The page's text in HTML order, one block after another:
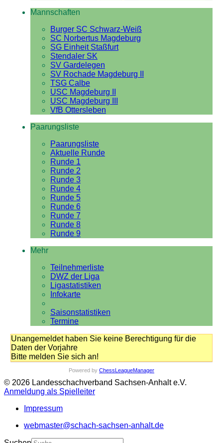
Mannschaften
Burger SC Schwarz-Weiß
SC Norbertus Magdeburg
SG Einheit Staßfurt
Stendaler SK
SV Gardelegen
SV Rochade Magdeburg II
TSG Calbe
USC Magdeburg II
USC Magdeburg III
VfB Ottersleben
Paarungsliste
Paarungsliste
Aktuelle Runde
Runde 1
Runde 2
Runde 3
Runde 4
Runde 5
Runde 6
Runde 7
Runde 8
Runde 9
Mehr
Teilnehmerliste
DWZ der Liga
Ligastatistiken
Infokarte
Saisonstatistiken
Termine
Unangemeldet haben Sie keine Berechtigung für die
Daten der Vorjahre
Bitte melden Sie sich an!
Powered by ChessLeagueManager
© 2026 Landesschachverband Sachsen-Anhalt e.V.
Anmeldung als Spielleiter
Impressum
webmaster@schach-sachsen-anhalt.de